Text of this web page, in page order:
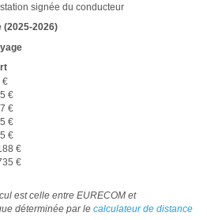
signée du conducteur
(2025-2026)
€
€
€
€
€
€
€
est celle entre EURECOM et
déterminée par le calculateur de distance